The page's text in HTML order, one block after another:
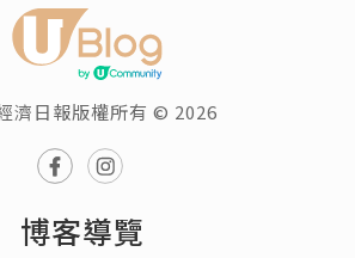
濟日報版權所有 © 2026
博客導覽